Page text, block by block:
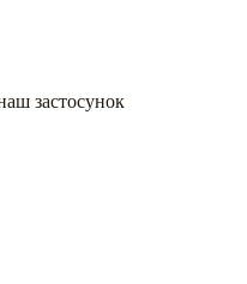
застосунок